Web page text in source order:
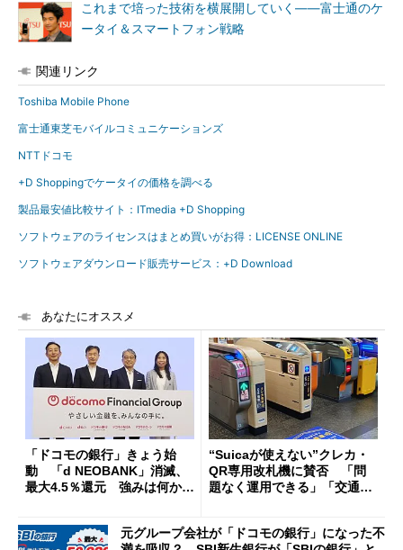
これまで培った技術を横展開していく――富士通のケ
ータイ＆スマートフォン戦略
関連リンク
Toshiba Mobile Phone
富士通東芝モバイルコミュニケーションズ
NTTドコモ
+D Shoppingでケータイの価格を調べる
製品最安値比較サイト：ITmedia +D Shopping
ソフトウェアのライセンスはまとめ買いがお得：LICENSE ONLINE
ソフトウェアダウンロード販売サービス：+D Download
あなたにオススメ
「ドコモの銀行」きょう始
動 「d NEOBANK」消滅、
最大4.5％還元 強みは何か解
“Suicaが使えない”クレカ・
QR専用改札機に賛否 「問
題なく運用できる」「交通系I
元グループ会社が「ドコモの銀行」になった不